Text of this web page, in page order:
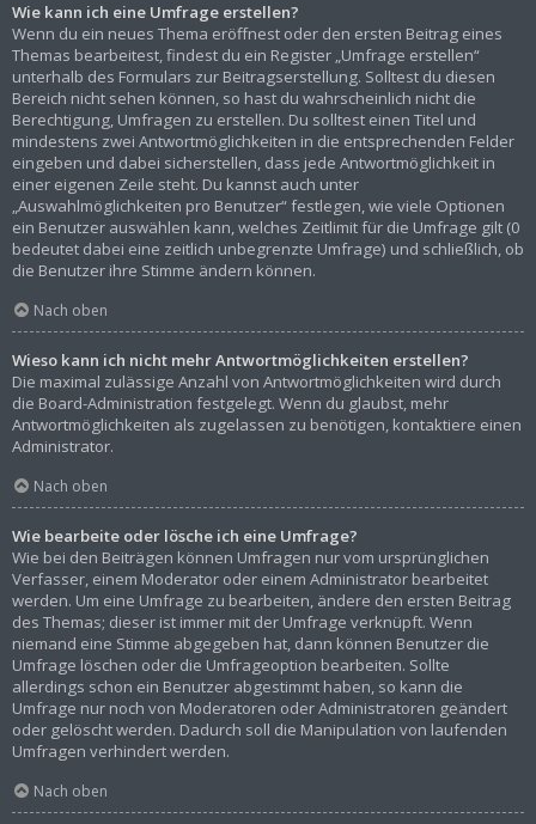
Wie kann ich eine Umfrage erstellen?
Wenn du ein neues Thema eröffnest oder den ersten Beitrag eines
Themas bearbeitest, findest du ein Register „Umfrage erstellen“
unterhalb des Formulars zur Beitragserstellung. Solltest du diesen
Bereich nicht sehen können, so hast du wahrscheinlich nicht die
Berechtigung, Umfragen zu erstellen. Du solltest einen Titel und
mindestens zwei Antwortmöglichkeiten in die entsprechenden Felder
eingeben und dabei sicherstellen, dass jede Antwortmöglichkeit in
einer eigenen Zeile steht. Du kannst auch unter
„Auswahlmöglichkeiten pro Benutzer“ festlegen, wie viele Optionen
ein Benutzer auswählen kann, welches Zeitlimit für die Umfrage gilt (0
bedeutet dabei eine zeitlich unbegrenzte Umfrage) und schließlich, ob
die Benutzer ihre Stimme ändern können.
Nach oben
Wieso kann ich nicht mehr Antwortmöglichkeiten erstellen?
Die maximal zulässige Anzahl von Antwortmöglichkeiten wird durch
die Board-Administration festgelegt. Wenn du glaubst, mehr
Antwortmöglichkeiten als zugelassen zu benötigen, kontaktiere einen
Administrator.
Nach oben
Wie bearbeite oder lösche ich eine Umfrage?
Wie bei den Beiträgen können Umfragen nur vom ursprünglichen
Verfasser, einem Moderator oder einem Administrator bearbeitet
werden. Um eine Umfrage zu bearbeiten, ändere den ersten Beitrag
des Themas; dieser ist immer mit der Umfrage verknüpft. Wenn
niemand eine Stimme abgegeben hat, dann können Benutzer die
Umfrage löschen oder die Umfrageoption bearbeiten. Sollte
allerdings schon ein Benutzer abgestimmt haben, so kann die
Umfrage nur noch von Moderatoren oder Administratoren geändert
oder gelöscht werden. Dadurch soll die Manipulation von laufenden
Umfragen verhindert werden.
Nach oben